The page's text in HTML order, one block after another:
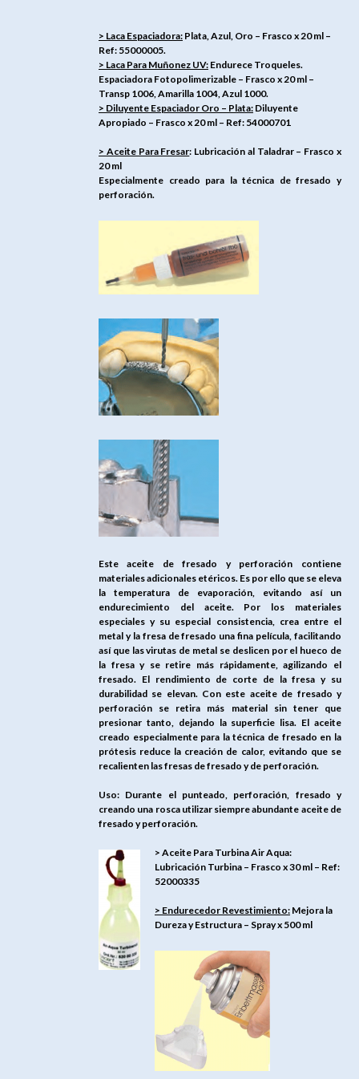
> Laca Espaciadora:Plata, Azul, Oro – Frasco x 20 ml –
Ref: 55000005.
> Laca Para Muñonez UV:Endurece Troqueles.
Espaciadora Fotopolimerizable – Frasco x 20 ml –
Transp 1006, Amarilla 1004, Azul 1000.
> Diluyente Espaciador Oro – Plata:Diluyente
Apropiado – Frasco x 20 ml – Ref: 54000701
> Aceite Para Fresar: Lubricación al Taladrar – Frasco x
20 ml
Especialmente creado para la técnica de fresado y
perforación.
Este aceite de fresado y perforación contiene
materiales adicionales etéricos. Es por ello que se eleva
la temperatura de evaporación, evitando así un
endurecimiento del aceite. Por los materiales
especiales y su especial consistencia, crea entre el
metal y la fresa de fresado una fina película, facilitando
así que las virutas de metal se deslicen por el hueco de
la fresa y se retire más rápidamente, agilizando el
fresado. El rendimiento de corte de la fresa y su
durabilidad se elevan. Con este aceite de fresado y
perforación se retira más material sin tener que
presionar tanto, dejando la superficie lisa. El aceite
creado especialmente para la técnica de fresado en la
prótesis reduce la creación de calor, evitando que se
recalienten las fresas de fresado y de perforación.
Uso: Durante el punteado, perforación, fresado y
creando una rosca utilizar siempre abundante aceite de
fresado y perforación.
> Aceite Para Turbina Air Aqua:
Lubricación Turbina – Frasco x 30 ml – Ref:
52000335
> Endurecedor Revestimiento:Mejora la
Dureza y Estructura – Spray x 500 ml